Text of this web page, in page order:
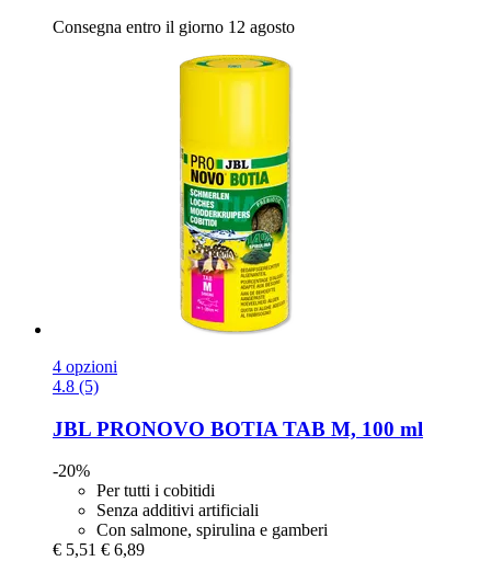
Consegna entro il giorno 12 agosto
4 opzioni
4.8 (5)
JBL PRONOVO BOTIA TAB M, 100 ml
-20%
Per tutti i cobitidi
Senza additivi artificiali
Con salmone, spirulina e gamberi
€ 5,51 € 6,89